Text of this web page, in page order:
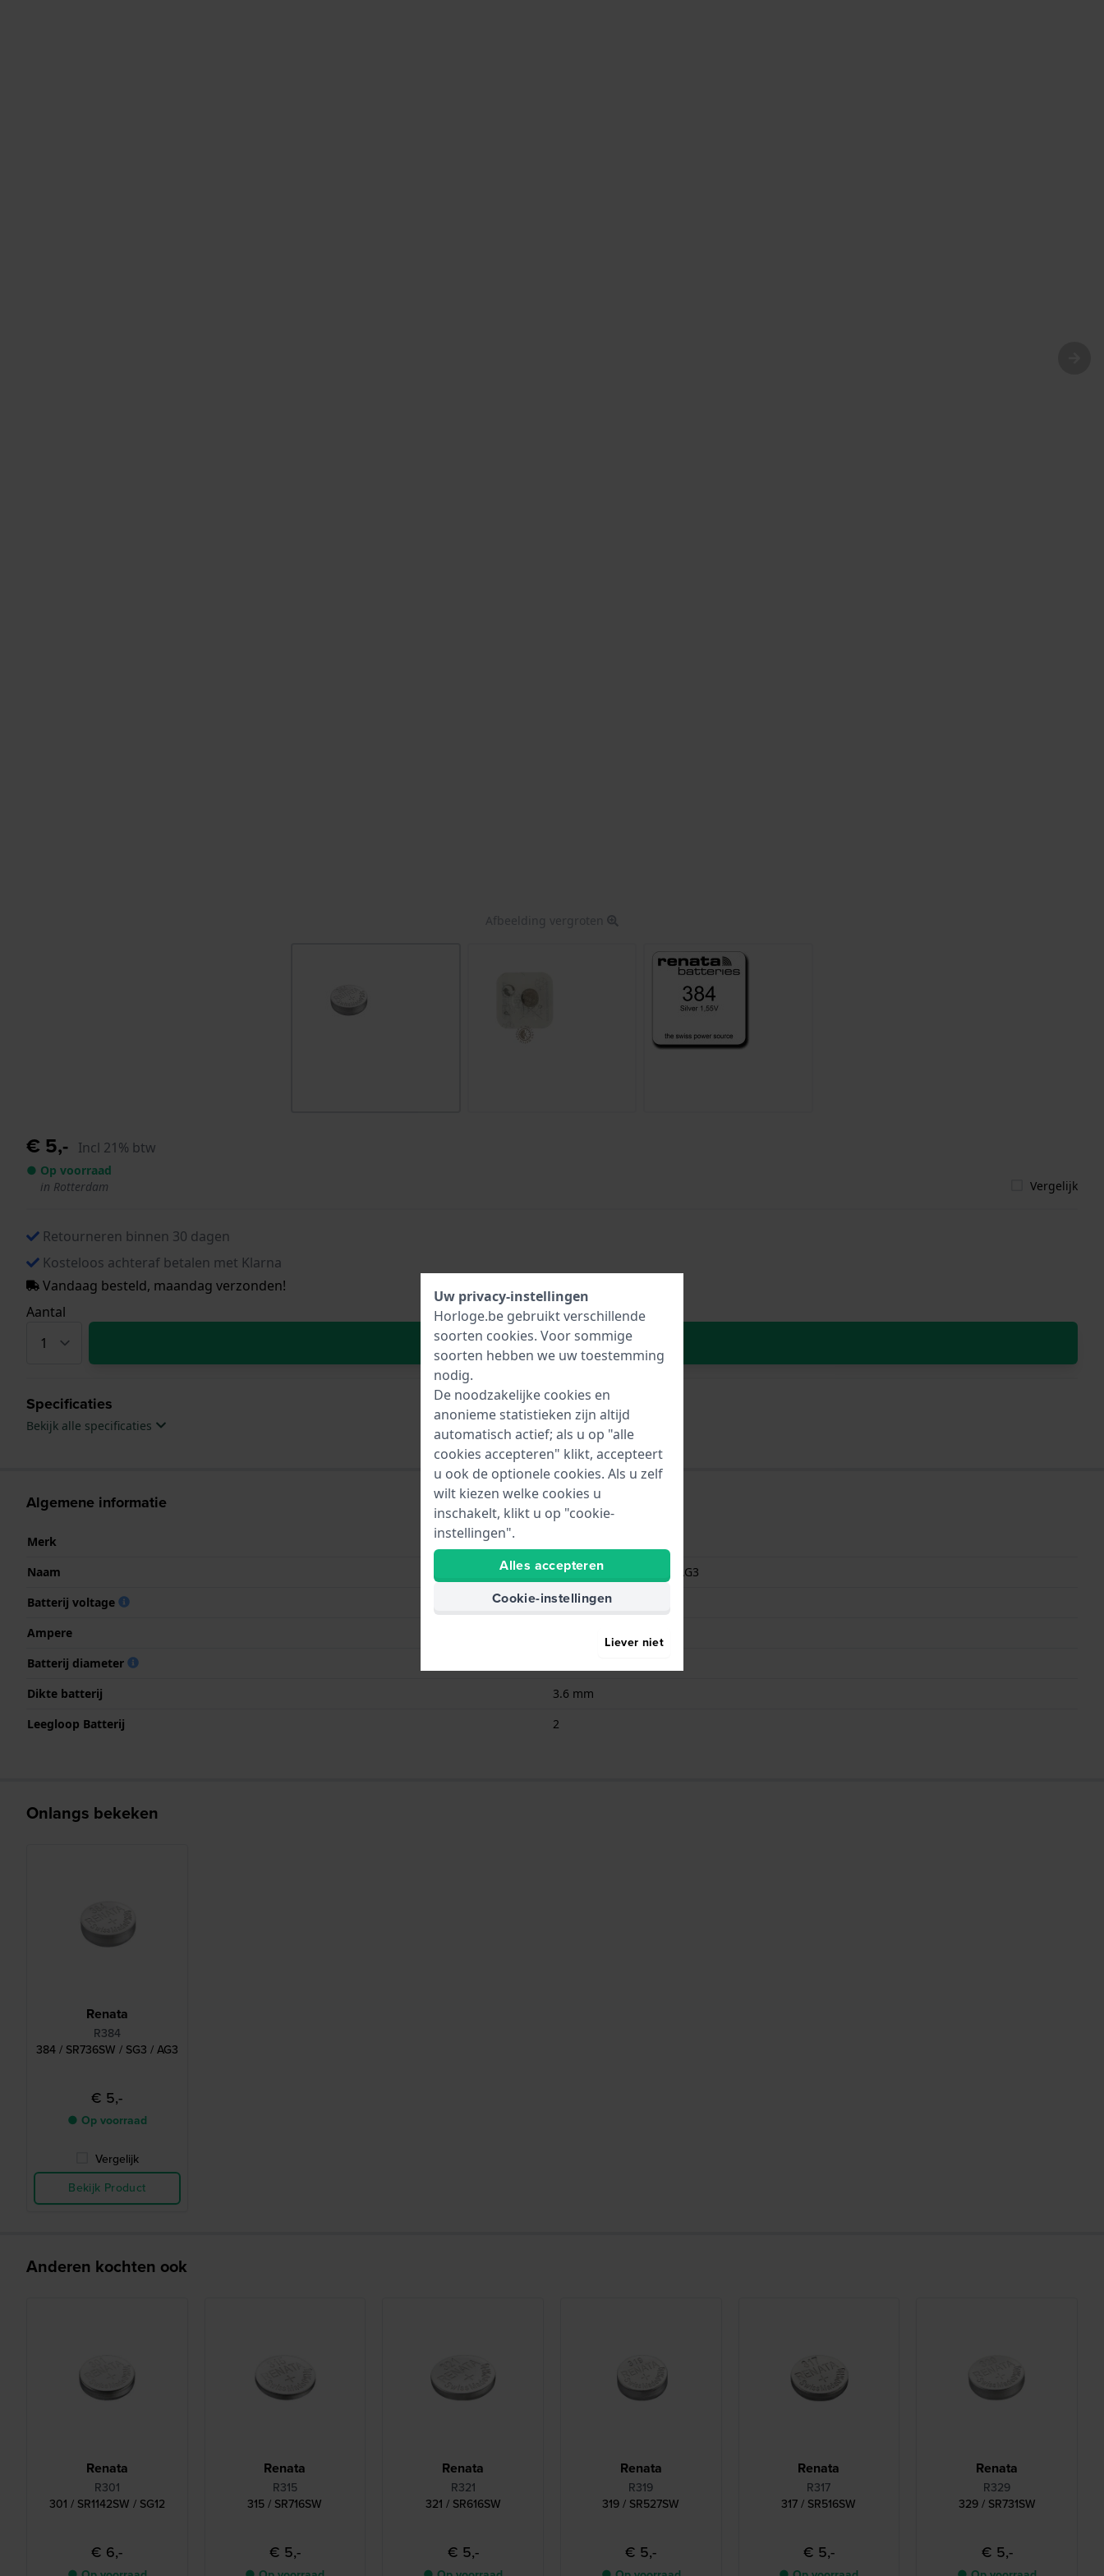
Afbeelding vergroten
€ 5,- Incl 21% btw
● Op voorraad
in Rotterdam
Vergelijk
Retourneren binnen 30 dagen
Kosteloos achteraf betalen met Klarna
Vandaag besteld, maandag verzonden!
Aantal
In Winkelwagen
Specificaties
Bekijk alle specificaties
Algemene informatie
Merk
Naam
384 / SR736SW / SG3 / AG3
Batterij voltage
1.55
Ampere
Batterij diameter
Dikte batterij
3.6 mm
Leegloop Batterij
2
Onlangs bekeken
Renata
R384
384 / SR736SW / SG3 / AG3
€ 5,-
● Op voorraad
Vergelijk
Bekijk Product
Anderen kochten ook
Renata
R301
301 / SR1142SW / SG12
€ 6,-
Renata
R315
315 / SR716SW
€ 5,-
Renata
R321
321 / SR616SW
€ 5,-
Renata
R319
319 / SR527SW
€ 5,-
Renata
R317
317 / SR516SW
€ 5,-
Renata
R329
329 / SR731SW
€ 5,-
Uw privacy-instellingen
Horloge.be gebruikt verschillende
soorten cookies. Voor sommige
soorten hebben we uw toestemming
nodig.
De noodzakelijke cookies en
anonieme statistieken zijn altijd
automatisch actief; als u op "alle
cookies accepteren" klikt, accepteert
u ook de optionele cookies. Als u zelf
wilt kiezen welke cookies u
inschakelt, klikt u op "cookie-
instellingen".
Alles accepteren
Cookie-instellingen
Liever niet